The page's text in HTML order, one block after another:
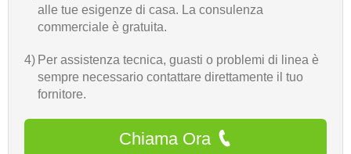
alle tue esigenze di casa. La consulenza
commerciale è gratuita.
4) Per assistenza tecnica, guasti o problemi di linea è
sempre necessario contattare direttamente il tuo
fornitore.
Chiama Ora